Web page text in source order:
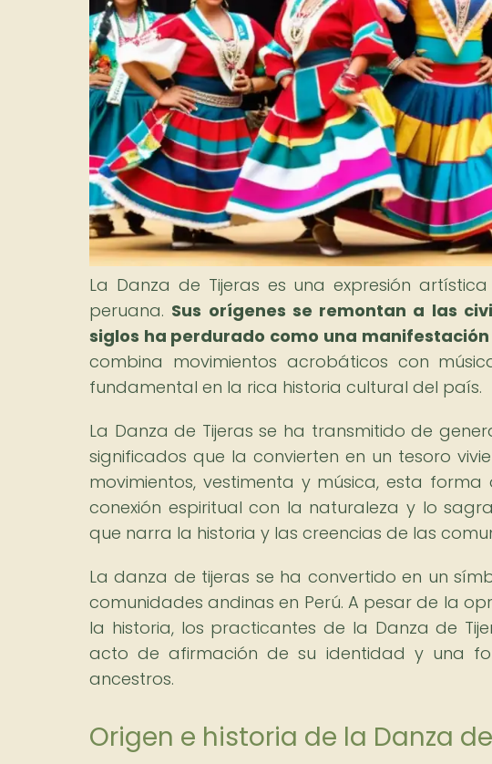
La Danza de Tijeras es una expresión
peruana. Sus orígenes se remontan a las
siglos ha perdurado como una
combina movimientos acrobáticos con
fundamental en la rica historia cultural del país.
La Danza de Tijeras se ha transmitido de
significados que la convierten en un tesoro
movimientos, vestimenta y música, esta
conexión espiritual con la naturaleza y lo
que narra la historia y las creencias de las
La danza de tijeras se ha convertido en un
comunidades andinas en Perú. A pesar de la
la historia, los practicantes de la Danza de
acto de afirmación de su identidad y una
ancestros.
Origen e historia de la Danza